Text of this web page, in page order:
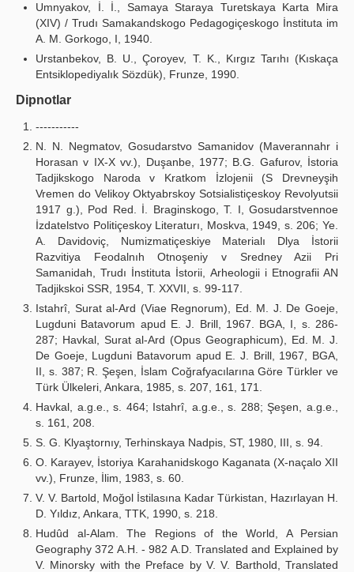
Umnyakov, İ. İ., Samaya Staraya Turetskaya Karta Mira
(XIV) / Trudı Samakandskogo Pedagogiçeskogo İnstituta im
A. M. Gorkogo, I, 1940.
Urstanbekov, B. U., Çoroyev, T. K., Kırgız Tarıhı (Kıskaça
Entsiklopediyalık Sözdük), Frunze, 1990.
Dipnotlar
-----------
N. N. Negmatov, Gosudarstvo Samanidov (Maverannahr i
Horasan v IX-X vv.), Duşanbe, 1977; B.G. Gafurov, İstoria
Tadjikskogo Naroda v Kratkom İzlojenii (S Drevneyşih
Vremen do Velikoy Oktyabrskoy Sotsialistiçeskoy Revolyutsii
1917 g.), Pod Red. İ. Braginskogo, T. I, Gosudarstvennoe
İzdatelstvo Politiçeskoy Literaturı, Moskva, 1949, s. 206; Ye.
A. Davidoviç, Numizmatiçeskiye Materialı Dlya İstorii
Razvitiya Feodalnıh Otnoşeniy v Sredney Azii Pri
Samanidah, Trudı İnstituta İstorii, Arheologii i Etnografii AN
Tadjikskoi SSR, 1954, T. XXVII, s. 99-117.
Istahrî, Surat al-Ard (Viae Regnorum), Ed. M. J. De Goeje,
Lugduni Batavorum apud E. J. Brill, 1967. BGA, I, s. 286-
287; Havkal, Surat al-Ard (Opus Geographicum), Ed. M. J.
De Goeje, Lugduni Batavorum apud E. J. Brill, 1967, BGA,
II, s. 387; R. Şeşen, İslam Coğrafyacılarına Göre Türkler ve
Türk Ülkeleri, Ankara, 1985, s. 207, 161, 171.
Havkal, a.g.e., s. 464; Istahrî, a.g.e., s. 288; Şeşen, a.g.e.,
s. 161, 208.
S. G. Klyaştornıy, Terhinskaya Nadpis, ST, 1980, III, s. 94.
O. Karayev, İstoriya Karahanidskogo Kaganata (X-naçalo XII
vv.), Frunze, İlim, 1983, s. 60.
V. V. Bartold, Moğol İstilasına Kadar Türkistan, Hazırlayan H.
D. Yıldız, Ankara, TTK, 1990, s. 218.
Hudûd al-Alam. The Regions of the World, A Persian
Geography 372 A.H. - 982 A.D. Translated and Explained by
V. Minorsky with the Preface by V. V. Barthold, Translated